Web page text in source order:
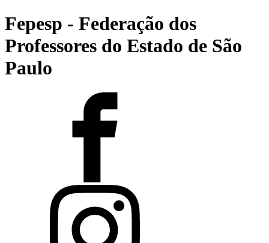
Fepesp - Federação dos
Professores do Estado de São
Paulo